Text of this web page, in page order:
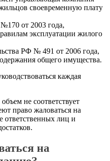
своевременную плату
от 2003 года,
эксплуатации жилого
РФ № 491 от 2006 года,
общего имущества.
каждая
не соответствует
право жаловаться на
ответственных лиц и
на